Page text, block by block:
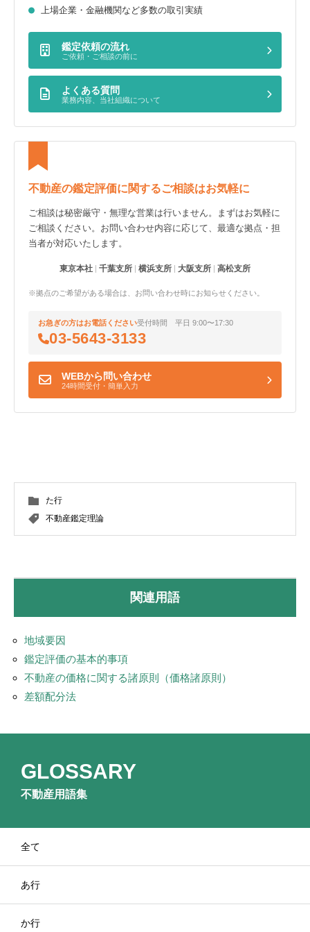
上場企業・金融機関など多数の取引実績
鑑定依頼の流れ
ご依頼・ご相談の前に
よくある質問
業務内容、当社組織について
不動産の鑑定評価に関するご相談はお気軽に
ご相談は秘密厳守・無理な営業は行いません。まずはお気軽に
ご相談ください。お問い合わせ内容に応じて、最適な拠点・担
当者が対応いたします。
東京本社 千葉支所 横浜支所 大阪支所 高松支所
※拠点のご希望がある場合は、お問い合わせ時にお知らせください。
お急ぎの方はお電話ください受付時間 平日 9:00〜17:30
03-5643-3133
WEBから問い合わせ
24時間受付・簡単入力
た行
不動産鑑定理論
関連用語
地域要因
鑑定評価の基本的事項
不動産の価格に関する諸原則（価格諸原則）
差額配分法
GLOSSARY
不動産用語集
全て
あ行
か行